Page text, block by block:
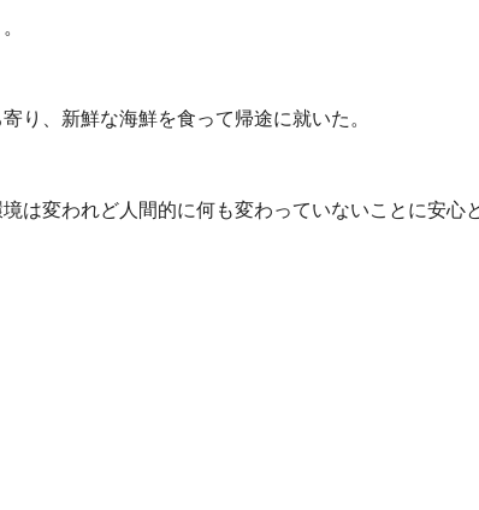
り、新鮮な海鮮を食って帰途に就いた。
は変われど人間的に何も変わっていないことに安心